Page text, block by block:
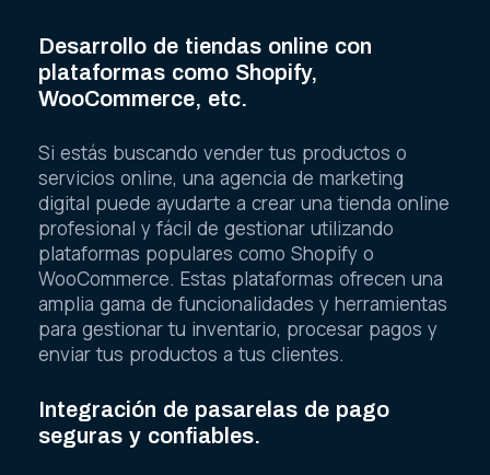
Desarrollo de tiendas online con
plataformas como Shopify,
WooCommerce, etc.
Si estás buscando vender tus productos o
servicios online, una agencia de marketing
digital puede ayudarte a crear una tienda online
profesional y fácil de gestionar utilizando
plataformas populares como Shopify o
WooCommerce. Estas plataformas ofrecen una
amplia gama de funcionalidades y herramientas
para gestionar tu inventario, procesar pagos y
enviar tus productos a tus clientes.
Integración de pasarelas de pago
seguras y confiables.